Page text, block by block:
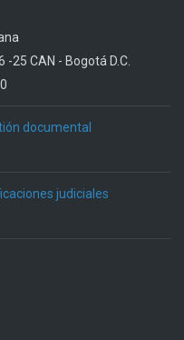
25 CAN - Bogotá D.C.
documental
judiciales